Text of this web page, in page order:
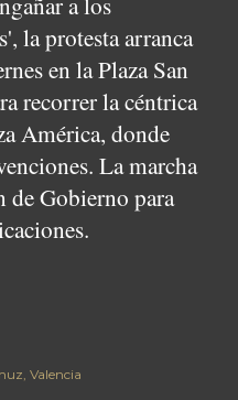
la protesta arranca
en la Plaza San
recorrer la céntrica
América, donde
La marcha
de Gobierno para
Valencia